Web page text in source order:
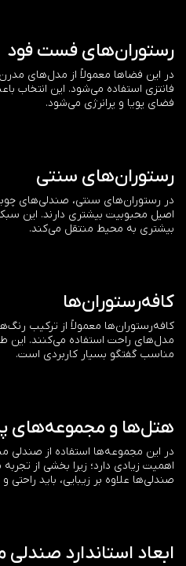
رستوران‌های فست فود
در این فضاها معمولاً از مدل‌های
فانتزی استفاده می‌شود. این انتخاب
فضای پویا و پرانرژی می‌شود.
رستوران‌های سنتی
در رستوران‌های سنتی، صندلی‌های
اصیل محبوبیت بیشتری دارند. این
بیشتری به محیط منتقل می‌کند.
کافه‌رستوران‌ها
کافه‌رستوران‌ها معمولاً از ترکیب
مدل‌های راحت استفاده می‌کنند. این
مناسب گفتگو بسیار کاربردی است.
هتل‌ها و مجموعه‌های
در این مجموعه‌ها استفاده از صندلی
اهمیت زیادی دارد؛ زیرا بخشی از
صندلی‌ها علاوه بر زیبایی، باید راحتی
ابعاد استاندارد صندلی